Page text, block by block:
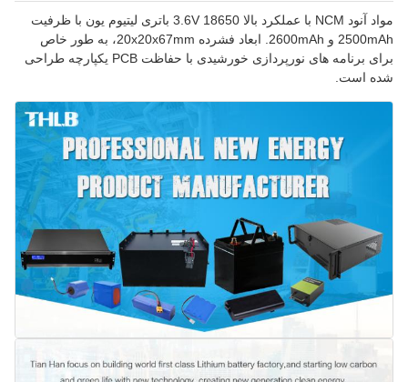
مواد آنود NCM با عملکرد بالا 3.6V 18650 باتری لیتیوم یون با ظرفیت
2500mAh و 2600mAh. ابعاد فشرده 20x20x67mm، به طور خاص
برای برنامه های نورپردازی خورشیدی با حفاظت PCB یکپارچه طراحی
شده است.